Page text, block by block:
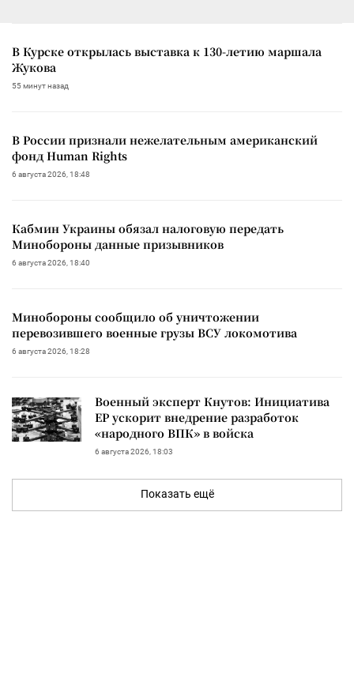
В Курске открылась выставка к 130-летию маршала
Жукова
55 минут назад
В России признали нежелательным американский
фонд Human Rights
6 августа 2026, 18:48
Кабмин Украины обязал налоговую передать
Минобороны данные призывников
6 августа 2026, 18:40
Минобороны сообщило об уничтожении
перевозившего военные грузы ВСУ локомотива
6 августа 2026, 18:28
Военный эксперт Кнутов: Инициатива
ЕР ускорит внедрение разработок
«народного ВПК» в войска
6 августа 2026, 18:03
Показать ещё